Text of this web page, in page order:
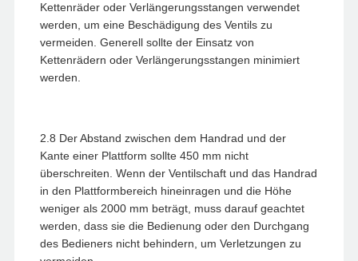
Kettenräder oder Verlängerungsstangen verwendet
werden, um eine Beschädigung des Ventils zu
vermeiden. Generell sollte der Einsatz von
Kettenrädern oder Verlängerungsstangen minimiert
werden.
2.8 Der Abstand zwischen dem Handrad und der
Kante einer Plattform sollte 450 mm nicht
überschreiten. Wenn der Ventilschaft und das Handrad
in den Plattformbereich hineinragen und die Höhe
weniger als 2000 mm beträgt, muss darauf geachtet
werden, dass sie die Bedienung oder den Durchgang
des Bedieners nicht behindern, um Verletzungen zu